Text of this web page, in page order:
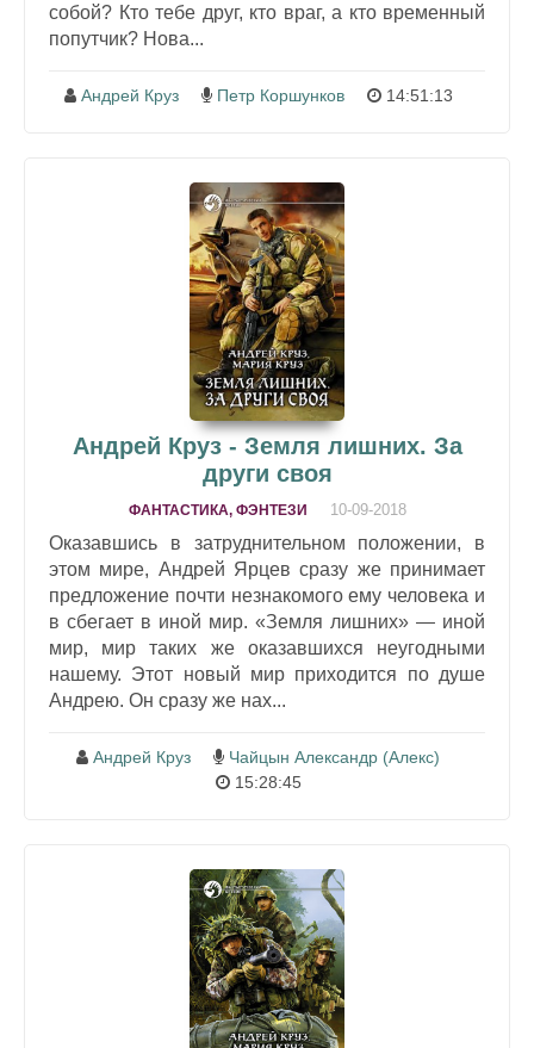
собой? Кто тебе друг, кто враг, а кто временный
попутчик? Нова...
Андрей Круз Петр Коршунков 14:51:13
Андрей Круз - Земля лишних. За
други своя
ФАНТАСТИКА, ФЭНТЕЗИ 10-09-2018
Оказавшись в затруднительном положении, в
этом мире, Андрей Ярцев сразу же принимает
предложение почти незнакомого ему человека и
в сбегает в иной мир. «Земля лишних» — иной
мир, мир таких же оказавшихся неугодными
нашему. Этот новый мир приходится по душе
Андрею. Он сразу же нах...
Андрей Круз
Чайцын Александр (Алекс)
15:28:45